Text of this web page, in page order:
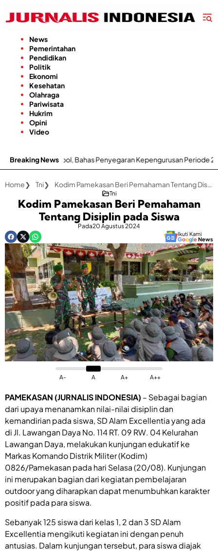
konten
News
Pemerintahan
Pendidikan
Politik
Ekonomi
Kesehatan
Olahraga
Pariwisata
Hukrim
Opini
Video
Breaking News
Bahas Penyegaran Kepengurusan Periode 2026–2029
Home Tni Kodim Pamekasan Beri Pemahaman Tentang Disiplin pada Siswa
Tni
Kodim Pamekasan Beri Pemahaman
Tentang Disiplin pada Siswa
Pada20 Agustus 2024
Ikuti Kami
GoogleNews
A- A A+ A++
PAMEKASAN (JURNALIS INDONESIA) – Sebagai bagian
dari upaya menanamkan nilai-nilai disiplin dan
kemandirian pada siswa, SD Alam Excellentia yang ada
di Jl. Lawangan Daya No. 114 RT. 09 RW. 04 Kelurahan
Lawangan Daya, melakukan kunjungan edukatif ke
Markas Komando Distrik Militer (Kodim)
0826/Pamekasan pada hari Selasa (20/08). Kunjungan
ini merupakan bagian dari kegiatan pembelajaran
outdoor yang diharapkan dapat menumbuhkan karakter
positif pada para siswa.
Sebanyak 125 siswa dari kelas 1, 2 dan 3 SD Alam
Excellentia mengikuti kegiatan ini dengan penuh
antusias. Dalam kunjungan tersebut, para siswa diajak